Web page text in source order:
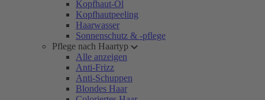
Kopfhaut-Öl
Kopfhautpeeling
Haarwasser
Sonnenschutz & -pflege
Pflege nach Haartyp
Alle anzeigen
Anti-Frizz
Anti-Schuppen
Blondes Haar